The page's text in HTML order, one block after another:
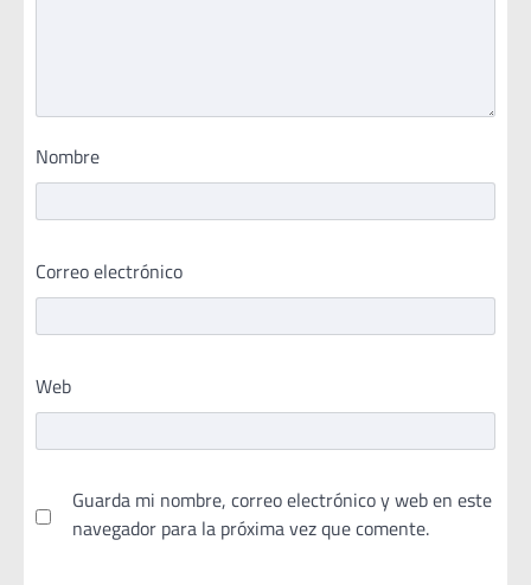
Nombre
Correo electrónico
Web
Guarda mi nombre, correo electrónico y web en este
navegador para la próxima vez que comente.